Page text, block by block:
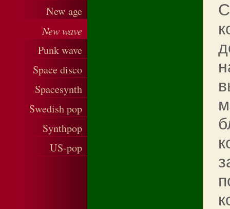
New age
New wave
Punk wave
Space disco
Spacesynth
Swedish pop
Synthpop
US-pop